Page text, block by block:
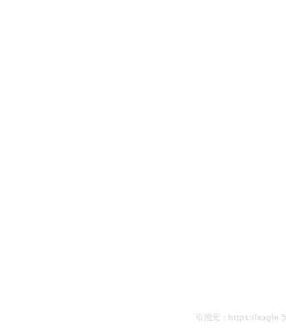
引用元：https://